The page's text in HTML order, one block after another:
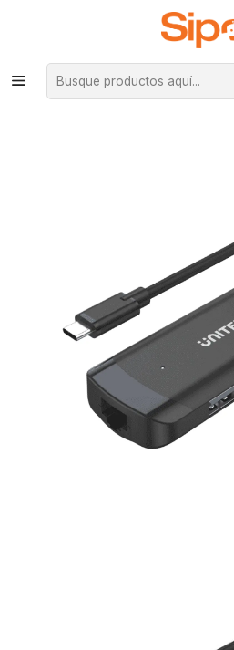
¡Compra hasta mediodía y recibe hoy! De
Santiago. Envío gratis desde $29.990
Inicio Redes y conectividad
Hub USB-C Unitek 4 en 1 (3x USB 3.2